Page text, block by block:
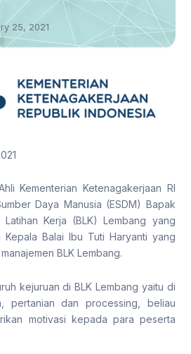
25, 2021
Kementerian Ketenagakerjaan RI
Daya Manusia (ESDM) Bapak
Kerja (BLK) Lembang yang
Kepala Balai Ibu Tuti Haryanti yang
BLK Lembang.
kejuruan di BLK Lembang yaitu di
pertanian dan processing, beliau
motivasi kepada para peserta